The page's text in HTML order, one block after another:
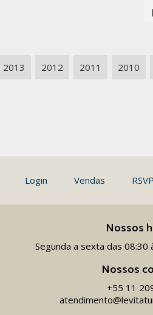
2013 2012 2011 2010
Login Vendas RSVP
Nossos
Segunda a sexta das 08:30
Nossos
+55 11